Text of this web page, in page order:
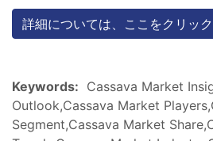
詳細については、ここをクリッ
Keywords: Cassava Market
Outlook,Cassava Market
Segment,Cassava Market